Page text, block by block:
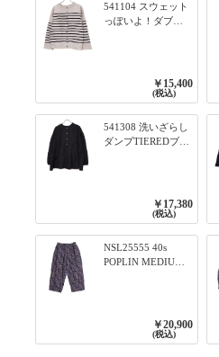
541104 スウェット
っぽいよ！ダブル
プルオーバー 101オ
フベージュ×ネイビ
￥15,400
(税込)
541308 洗いざらし
ダンプTIEREDブシ
￥17,380
(税込)
NSL25555 40s
POPLIN MEDIUM
￥20,900
(税込)